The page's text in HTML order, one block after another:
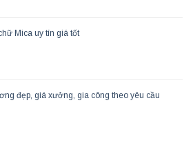
Mica uy tín giá tốt
đẹp, giá xưởng, gia công theo yêu cầu